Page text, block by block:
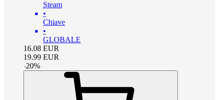
Steam
•
Chiave
•
GLOBALE
16.08 EUR
19.99 EUR
-20%